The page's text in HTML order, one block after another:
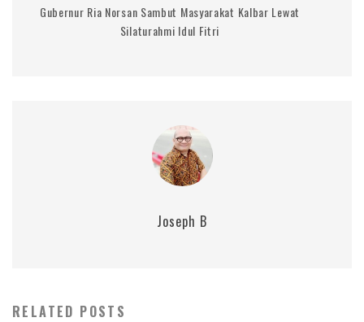
Gubernur Ria Norsan Sambut Masyarakat Kalbar Lewat
Silaturahmi Idul Fitri
Joseph B
RELATED POSTS